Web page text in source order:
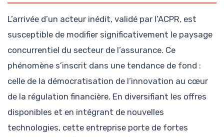
L’arrivée d’un acteur inédit, validé par l’ACPR, est
susceptible de modifier significativement le paysage
concurrentiel du secteur de l’assurance. Ce
phénomène s’inscrit dans une tendance de fond :
celle de la démocratisation de l’innovation au cœur
de la régulation financière. En diversifiant les offres
disponibles et en intégrant de nouvelles
technologies, cette entreprise porte de fortes